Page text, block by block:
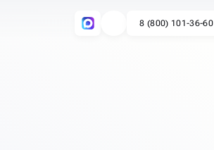
8 (800) 101-36-60